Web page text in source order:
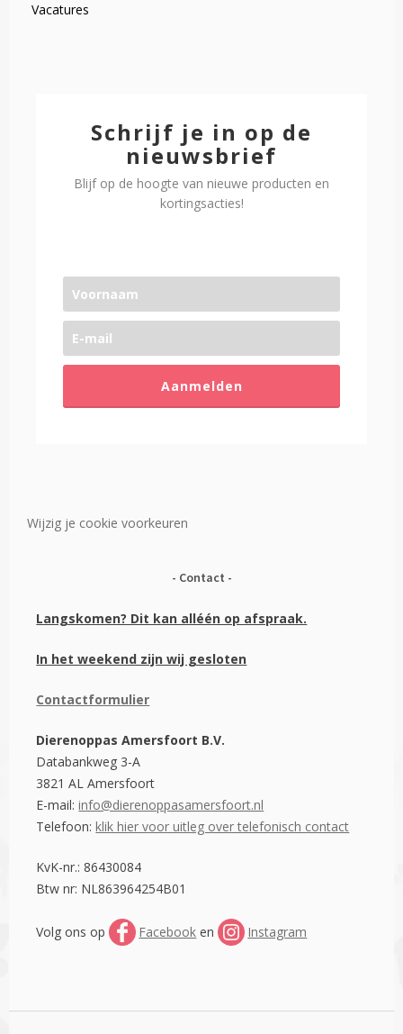
Vacatures
Schrijf je in op de
nieuwsbrief
Blijf op de hoogte van nieuwe producten en
kortingsacties!
Aanmelden
Wijzig je cookie voorkeuren
Contact
Langskomen? Dit kan alléén op afspraak.
In het weekend zijn wij gesloten
Contactformulier
Dierenoppas Amersfoort B.V.
Databankweg 3-A
3821 AL Amersfoort
E-mail:info@dierenoppasamersfoort.nl
Telefoon:klik hier voor uitleg over telefonisch contact
KvK-nr.: 86430084
Btw nr: NL863964254B01
Volg ons op Facebook en Instagram